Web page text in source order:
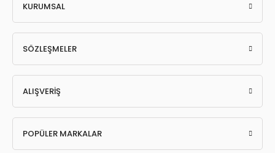
KURUMSAL
SÖZLEŞMELER
ALIŞVERİŞ
POPÜLER MARKALAR